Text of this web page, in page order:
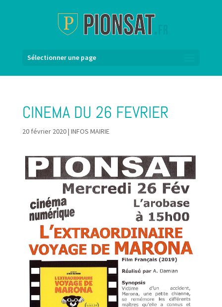
Sélectionner une page
CINEMA DU 26 FEVRIER
20 février 2020| INFOS MAIRIE